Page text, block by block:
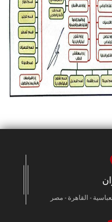
- القاهرة - مصر